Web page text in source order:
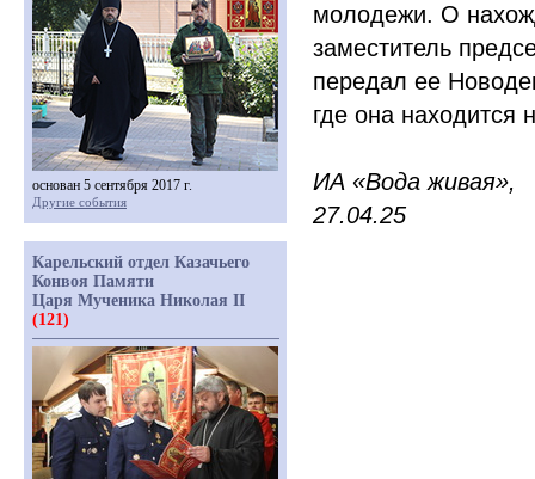
молодежи. О
заместитель
передал ее
где она находится
ИА «Вода живая»,
27.04.25
основан 5 сентября 2017 г.
Другие события
Карельский отдел Казачьего
Конвоя Памяти
Царя Мученика Николая II
(121)